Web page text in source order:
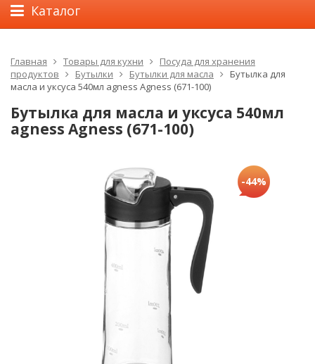
Каталог
Главная Товары для кухни
Посуда для хранения
продуктов
Бутылки Бутылки для масла
Бутылка для
масла и уксуса 540мл agness Agness (671-100)
Бутылка для масла и уксуса 540мл
agness Agness (671-100)
-44%